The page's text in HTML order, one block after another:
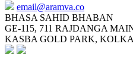
email@aramva.co
BHASA SAHID BHABAN
GE-115, 711 RAJDANGA
KASBA GOLD PARK,